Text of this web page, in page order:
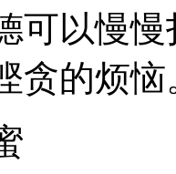
以慢慢
贪的烦恼